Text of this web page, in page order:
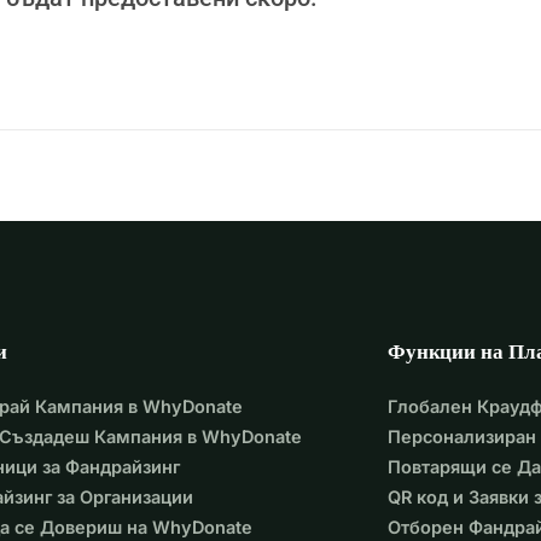
Дарявайте, споделяйте и дръжте я в молитвите си.
брат Карим и цялото ни семейство:
Кампания в WhyDonate
Кампания в WhyDonate
за Фандрайзинг
за Организации
се Довериш на WhyDonate
Функции на
Глобален
Персонализиран
Повтарящи се
QR код и Заявки
Отборен